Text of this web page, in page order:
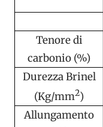
Tenore di
carbonio (%)
Durezza Brinel
(Kg/mm2)
Allungamento